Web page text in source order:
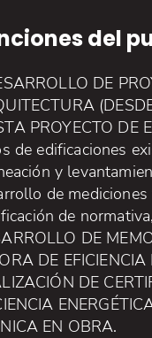
del
DE
PROYECTO DE
de edificaciones
y
de
de
DE
DE
DE
EN OBRA.